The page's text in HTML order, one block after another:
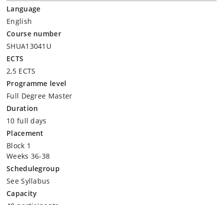
Language
English
Course number
SHUA13041U
ECTS
2,5 ECTS
Programme level
Full Degree Master
Duration
10 full days
Placement
Block 1
Weeks 36-38
Schedulegroup
See Syllabus
Capacity